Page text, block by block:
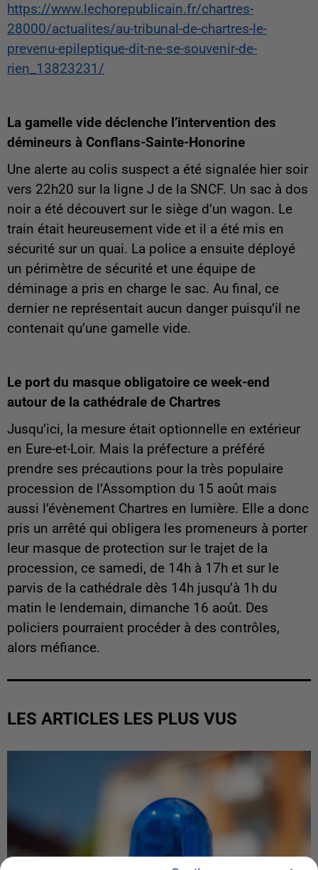
https://www.lechorepublicain.fr/chartres-
28000/actualites/au-tribunal-de-chartres-le-
prevenu-epileptique-dit-ne-se-souvenir-de-
rien_13823231/
La gamelle vide déclenche l’intervention des
démineurs à Conflans-Sainte-Honorine
Une alerte au colis suspect a été signalée hier soir
vers 22h20 sur la ligne J de la SNCF. Un sac à dos
noir a été découvert sur le siège d’un wagon. Le
train était heureusement vide et il a été mis en
sécurité sur un quai. La police a ensuite déployé
un périmètre de sécurité et une équipe de
déminage a pris en charge le sac. Au final, ce
dernier ne représentait aucun danger puisqu’il ne
contenait qu’une gamelle vide.
Le port du masque obligatoire ce week-end
autour de la cathédrale de Chartres
Jusqu’ici, la mesure était optionnelle en extérieur
en Eure-et-Loir. Mais la préfecture a préféré
prendre ses précautions pour la très populaire
procession de l’Assomption du 15 août mais
aussi l’évènement Chartres en lumière. Elle a donc
pris un arrêté qui obligera les promeneurs à porter
leur masque de protection sur le trajet de la
procession, ce samedi, de 14h à 17h et sur le
parvis de la cathédrale dès 14h jusqu’à 1h du
matin le lendemain, dimanche 16 août. Des
policiers pourraient procéder à des contrôles,
alors méfiance.
LES ARTICLES LES PLUS VUS